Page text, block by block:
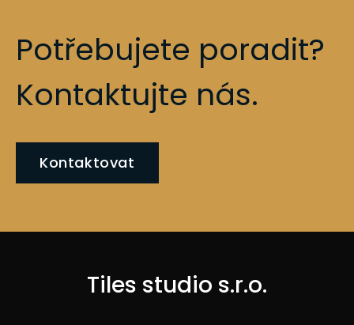
Potřebujete poradit?
Kontaktujte nás.
Kontaktovat
Tiles studio s.r.o.